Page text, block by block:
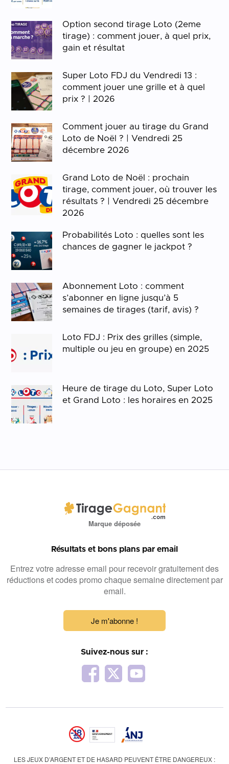
Option second tirage Loto (2eme
tirage) : comment jouer, à quel prix,
gain et résultat
Super Loto FDJ du Vendredi 13 :
comment jouer une grille et à quel
prix ? | 2026
Comment jouer au tirage du Grand
Loto de Noël ? | Vendredi 25
décembre 2026
Grand Loto de Noël : prochain
tirage, comment jouer, où trouver les
résultats ? | Vendredi 25 décembre
2026
Probabilités Loto : quelles sont les
chances de gagner le jackpot ?
Abonnement Loto : comment
s’abonner en ligne jusqu’à 5
semaines de tirages (tarif, avis) ?
Loto FDJ : Prix des grilles (simple,
multiple ou jeu en groupe) en 2025
Heure de tirage du Loto, Super Loto
et Grand Loto : les horaires en 2025
Marque déposée
Résultats et bons plans par email
Entrez votre adresse email pour recevoir gratuitement des
réductions et codes promo chaque semaine directement par
email.
Je m'abonne !
Suivez-nous sur :
LES JEUX D’ARGENT ET DE HASARD PEUVENT ÊTRE DANGEREUX :